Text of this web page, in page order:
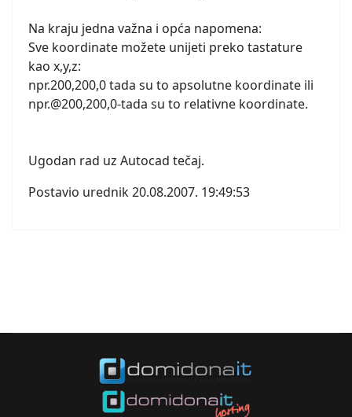
Na kraju jedna važna i opća napomena:
Sve koordinate možete unijeti preko tastature
kao x,y,z:
npr.200,200,0 tada su to apsolutne koordinate ili
npr.@200,200,0-tada su to relativne koordinate.
Ugodan rad uz Autocad tečaj.
Postavio urednik20.08.2007. 19:49:53